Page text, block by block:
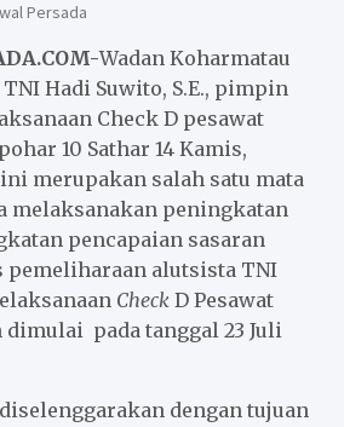
Persada
Wadan Koharmatau
Hadi Suwito, S.E., pimpin
Check D pesawat
10 Sathar 14 Kamis,
merupakan salah satu mata
melaksanakan peningkatan
pencapaian sasaran
pemeliharaan alutsista TNI
Check D Pesawat
dimulai pada tanggal 23 Juli
dengan tujuan